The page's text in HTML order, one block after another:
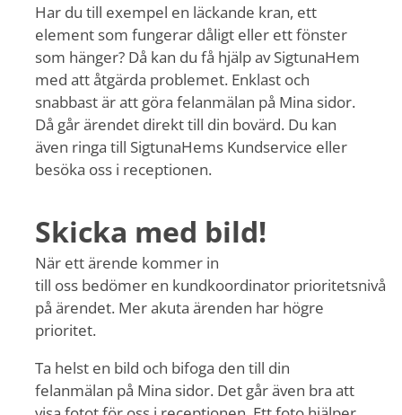
Har du till exempel en läckande kran, ett
element som fungerar dåligt eller ett fönster
som hänger? Då kan du få hjälp av SigtunaHem
med att åtgärda problemet. Enklast och
snabbast är att göra felanmälan på Mina sidor.
Då går ärendet direkt till din bovärd. Du kan
även ringa till SigtunaHems Kundservice eller
besöka oss i receptionen.
Skicka med bild!
När ett ärende kommer in
till oss bedömer en kundkoordinator prioritetsnivå
på ärendet. Mer akuta ärenden har högre
prioritet.
Ta helst en bild och bifoga den till din
felanmälan på Mina sidor. Det går även bra att